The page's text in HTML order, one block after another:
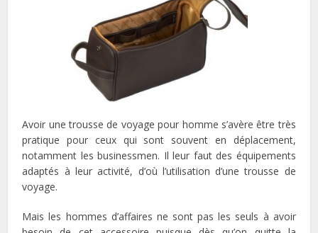
Avoir une trousse de voyage pour homme s’avère être très
pratique pour ceux qui sont souvent en déplacement,
notamment les businessmen. Il leur faut des équipements
adaptés à leur activité, d’où l’utilisation d’une trousse de
voyage.
Mais les hommes d’affaires ne sont pas les seuls à avoir